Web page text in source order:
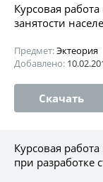
Курсовая
занятости
Предмет:Эктеория
Добавлено:
Скачать
Курсовая
при разработке